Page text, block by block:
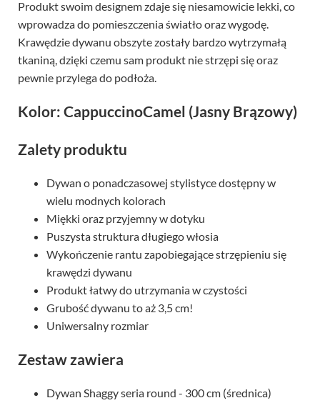
Produkt swoim designem zdaje się niesamowicie lekki, co
wprowadza do pomieszczenia światło oraz wygodę.
Krawędzie dywanu obszyte zostały bardzo wytrzymałą
tkaniną, dzięki czemu sam produkt nie strzępi się oraz
pewnie przylega do podłoża.
Kolor: CappuccinoCamel (Jasny Brązowy)
Zalety produktu
Dywan o ponadczasowej stylistyce dostępny w
wielu modnych kolorach
Miękki oraz przyjemny w dotyku
Puszysta struktura długiego włosia
Wykończenie rantu zapobiegające strzępieniu się
krawędzi dywanu
Produkt łatwy do utrzymania w czystości
Grubość dywanu to aż 3,5 cm!
Uniwersalny rozmiar
Zestaw zawiera
Dywan Shaggy seria round - 300 cm (średnica)